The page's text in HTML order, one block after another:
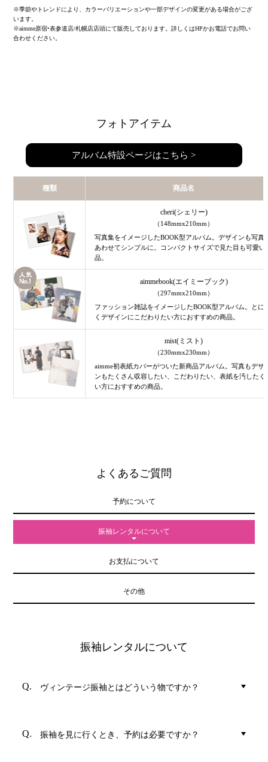
※季節やトレンドにより、カラーバリエーションや一部デザインの変更がある場合がござ
います。
※aimme原宿•表参道店/札幌店店頭にて販売しております。詳しくはHPかお電話でお問い
合わせください。
フォトアイテム
アルバム特設ページはこちら >
種類 商品名
cheri(シェリー)
（148mmx210mm）
写真集をイメージしたBOOK型アルバム。デザインも写真
あわせてシンプルに。コンパクトサイズで見た目も可愛い
品。
aimmebook(エイミーブック)
（297mmx210mm）
ファッション雑誌をイメージしたBOOK型アルバム。とに
くデザインにこだわりたい方におすすめの商品。
mist(ミスト)
（230mmx230mm）
aimme初表紙カバーがついた新商品アルバム。写真もデザ
ンもたくさん収容したい、こだわりたい、表紙を汚したく
い方におすすめの商品。
種類 商品名
cheri(シェリー)
（148mmx210mm）
写真集をイメージしたBOOK型アルバム。デザインも写真
あわせてシンプルに。コンパクトサイズで見た目も可愛い
品。
aimmebook(エイミーブック)
（297mmx210mm）
ファッション雑誌をイメージしたBOOK型アルバム。とに
くデザインにこだわりたい方におすすめの商品。
mist(ミスト)
（230mmx230mm）
aimme初表紙カバーがついた新商品アルバム。写真もデザ
ンもたくさん収容したい、こだわりたい、表紙を汚したく
い方におすすめの商品。
種類 商品名
cheri(シェリー)
（148mmx210mm）
写真集をイメージしたBOOK型アルバム。デザインも写真
あわせてシンプルに。コンパクトサイズで見た目も可愛い
品。
aimmebook(エイミーブック)
（297mmx210mm）
ファッション雑誌をイメージしたBOOK型アルバム。とに
くデザインにこだわりたい方におすすめの商品。
mist(ミスト)
（230mmx230mm）
aimme初表紙カバーがついた新商品アルバム。写真もデザ
ンもたくさん収容したい、こだわりたい、表紙を汚したく
い方におすすめの商品。
種類 商品名
cheri(シェリー)
（148mmx210mm）
写真集をイメージしたBOOK型アルバム。デザインも写真
あわせてシンプルに。コンパクトサイズで見た目も可愛い
品。
aimmebook(エイミーブック)
（297mmx210mm）
ファッション雑誌をイメージしたBOOK型アルバム。とに
くデザインにこだわりたい方におすすめの商品。
mist(ミスト)
（230mmx230mm）
aimme初表紙カバーがついた新商品アルバム。写真もデザ
ンもたくさん収容したい、こだわりたい、表紙を汚したく
い方におすすめの商品。
よくあるご質問
予約について
振袖レンタルについて
お支払について
その他
振袖レンタルについて
ヴィンテージ振袖とはどういう物ですか？
振袖を見に行くとき、予約は必要ですか？